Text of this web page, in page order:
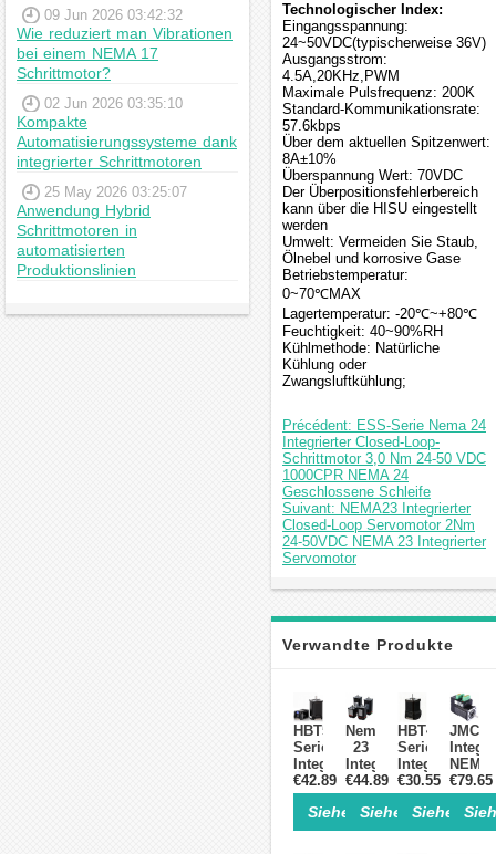
09 Jun 2026 03:42:32
Wie reduziert man Vibrationen
bei einem NEMA 17
Schrittmotor?
02 Jun 2026 03:35:10
Kompakte
Automatisierungssysteme dank
integrierter Schrittmotoren
25 May 2026 03:25:07
Anwendung Hybrid
Schrittmotoren in
automatisierten
Produktionslinien
Technologischer Index:
Eingangsspannung:
24~50VDC(typischerweise 36V)
Ausgangsstrom:
4.5A,20KHz,PWM
Maximale Pulsfrequenz: 200K
Standard-Kommunikationsrate:
57.6kbps
Über dem aktuellen Spitzenwert:
8A±10%
Überspannung Wert: 70VDC
Der Überpositionsfehlerbereich
kann über die HISU eingestellt
werden
Umwelt: Vermeiden Sie Staub,
Ölnebel und korrosive Gase
Betriebstemperatur:
0~70℃MAX
Lagertemperatur: -20℃~+80℃
Feuchtigkeit: 40~90%RH
Kühlmethode: Natürliche
Kühlung oder
Zwangsluftkühlung;
Précédent: ESS-Serie Nema 24
Integrierter Closed-Loop-
Schrittmotor 3,0 Nm 24-50 VDC
1000CPR NEMA 24
Geschlossene Schleife
Suivant: NEMA23 Integrierter
Closed-Loop Servomotor 2Nm
24-50VDC NEMA 23 Integrierter
Servomotor
Verwandte Produkte
HBT57-
Serie
Integrierter
Nema
23
Closed-
loop
€42.89
Siehe Einzelheiten>
Nema
23
Integrierter
Closed-
loop
Schrittmotor
1,2
€44.89
Siehe
HBT42-
Serie
Integrierter
Nema
17
Closed-
loop
€30.55
Siehe
JMC
NEMA
17
Loop-
€79.65